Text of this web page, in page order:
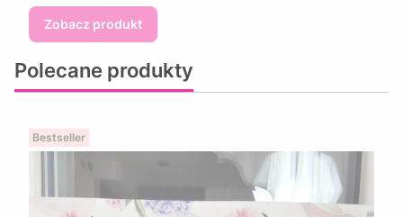
Zobacz produkt
Polecane produkty
Bestseller